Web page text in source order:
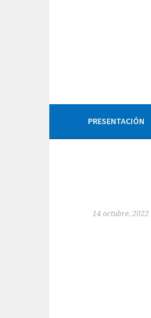
PRESENTACIÓN
14 octubre, 2022